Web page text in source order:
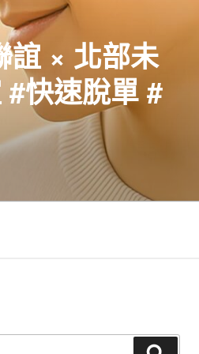
誼 × 北部未
快速脫單 #